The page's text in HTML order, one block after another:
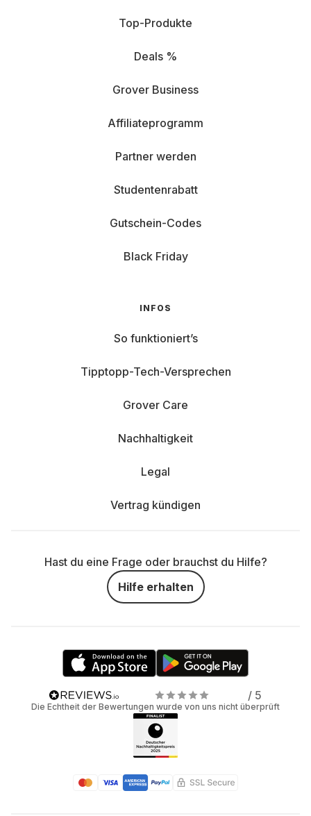
Top-Produkte
Deals %
Grover Business
Affiliateprogramm
Partner werden
Studentenrabatt
Gutschein-Codes
Black Friday
INFOS
So funktioniert’s
Tipptopp-Tech-Versprechen
Grover Care
Nachhaltigkeit
Legal
Vertrag kündigen
Hast du eine Frage oder brauchst du Hilfe?
Hilfe erhalten
/ 5
Die Echtheit der Bewertungen wurde von uns nicht überprüft